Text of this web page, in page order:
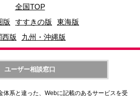
全国TOP
版
すすきの版
東海版
西版
九州・沖縄版
ユーザー相談窓口
体系と違った、Webに記載のあるサービスを受